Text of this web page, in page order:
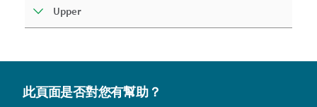
Upper
此頁面是否對您有幫助？